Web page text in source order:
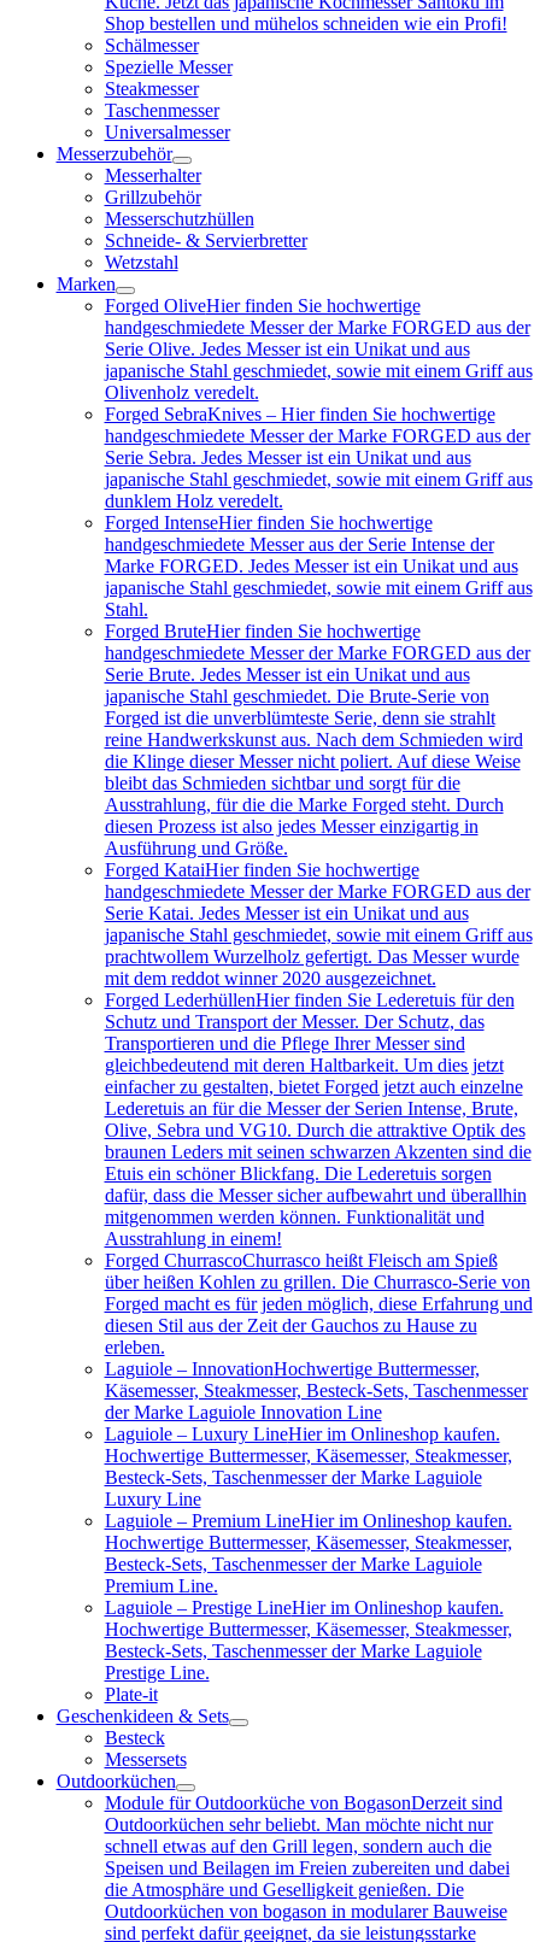
Shop bestellen und mühelos schneiden wie ein Profi!
Schälmesser
Spezielle Messer
Steakmesser
Taschenmesser
Universalmesser
Messerzubehör
Messerhalter
Grillzubehör
Messerschutzhüllen
Schneide- & Servierbretter
Wetzstahl
Marken
Forged OliveHier finden Sie hochwertige
handgeschmiedete Messer der Marke FORGED aus der
Serie Olive. Jedes Messer ist ein Unikat und aus
japanische Stahl geschmiedet, sowie mit einem Griff aus
Olivenholz veredelt.
Forged SebraKnives – Hier finden Sie hochwertige
handgeschmiedete Messer der Marke FORGED aus der
Serie Sebra. Jedes Messer ist ein Unikat und aus
japanische Stahl geschmiedet, sowie mit einem Griff aus
dunklem Holz veredelt.
Forged IntenseHier finden Sie hochwertige
handgeschmiedete Messer aus der Serie Intense der
Marke FORGED. Jedes Messer ist ein Unikat und aus
japanische Stahl geschmiedet, sowie mit einem Griff aus
Stahl.
Forged BruteHier finden Sie hochwertige
handgeschmiedete Messer der Marke FORGED aus der
Serie Brute. Jedes Messer ist ein Unikat und aus
japanische Stahl geschmiedet. Die Brute-Serie von
Forged ist die unverblümteste Serie, denn sie strahlt
reine Handwerkskunst aus. Nach dem Schmieden wird
die Klinge dieser Messer nicht poliert. Auf diese Weise
bleibt das Schmieden sichtbar und sorgt für die
Ausstrahlung, für die die Marke Forged steht. Durch
diesen Prozess ist also jedes Messer einzigartig in
Ausführung und Größe.
Forged KataiHier finden Sie hochwertige
handgeschmiedete Messer der Marke FORGED aus der
Serie Katai. Jedes Messer ist ein Unikat und aus
japanische Stahl geschmiedet, sowie mit einem Griff aus
prachtwollem Wurzelholz gefertigt. Das Messer wurde
mit dem reddot winner 2020 ausgezeichnet.
Forged LederhüllenHier finden Sie Lederetuis für den
Schutz und Transport der Messer. Der Schutz, das
Transportieren und die Pflege Ihrer Messer sind
gleichbedeutend mit deren Haltbarkeit. Um dies jetzt
einfacher zu gestalten, bietet Forged jetzt auch einzelne
Lederetuis an für die Messer der Serien Intense, Brute,
Olive, Sebra und VG10. Durch die attraktive Optik des
braunen Leders mit seinen schwarzen Akzenten sind die
Etuis ein schöner Blickfang. Die Lederetuis sorgen
dafür, dass die Messer sicher aufbewahrt und überallhin
mitgenommen werden können. Funktionalität und
Ausstrahlung in einem!
Forged ChurrascoChurrasco heißt Fleisch am Spieß
über heißen Kohlen zu grillen. Die Churrasco-Serie von
Forged macht es für jeden möglich, diese Erfahrung und
diesen Stil aus der Zeit der Gauchos zu Hause zu
erleben.
Laguiole – InnovationHochwertige Buttermesser,
Käsemesser, Steakmesser, Besteck-Sets, Taschenmesser
der Marke Laguiole Innovation Line
Laguiole – Luxury LineHier im Onlineshop kaufen.
Hochwertige Buttermesser, Käsemesser, Steakmesser,
Besteck-Sets, Taschenmesser der Marke Laguiole
Luxury Line
Laguiole – Premium LineHier im Onlineshop kaufen.
Hochwertige Buttermesser, Käsemesser, Steakmesser,
Besteck-Sets, Taschenmesser der Marke Laguiole
Premium Line.
Laguiole – Prestige LineHier im Onlineshop kaufen.
Hochwertige Buttermesser, Käsemesser, Steakmesser,
Besteck-Sets, Taschenmesser der Marke Laguiole
Prestige Line.
Plate-it
Geschenkideen & Sets
Besteck
Messersets
Outdoorküchen
Module für Outdoorküche von BogasonDerzeit sind
Outdoorküchen sehr beliebt. Man möchte nicht nur
schnell etwas auf den Grill legen, sondern auch die
Speisen und Beilagen im Freien zubereiten und dabei
die Atmosphäre und Geselligkeit genießen. Die
Outdoorküchen von bogason in modularer Bauweise
sind perfekt dafür geeignet, da sie leistungsstarke